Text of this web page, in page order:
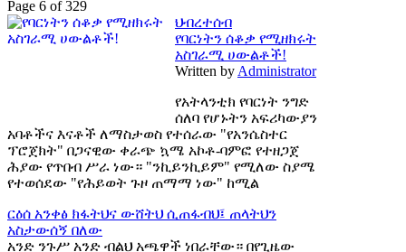
Page 6 of 329
ህብረተሰብ
የባርነትን ሰቆቃ የሚዘክሩት
አስገራሚ ሀውልቶች!
Written by Administrator
የአትላንቲክ የባርነት ንግድ
ሰለባ የሆኑትን አፍሪካውያን
አባቶችና እናቶች ለማስታወስ የተሰራው "የአንሴስተር
ፕሮጀክት" በጋናዊው ቀራጭ ኳሜ አኮቶ-ባምፎ የተዘጋጀ
ሕያው የጥበብ ሥራ ነው። "ንኪይንኪይም" የሚለው ስያሜ
የተወሰደው "የሕይወት ጉዞ ጠማማ ነው" ከሚል
ርዕሰ አንቀፅ ክፋትህና ውሸትህ ሲጠፋብህ፤ ጠላትህን
አስታውሰኝ በለው
አንድ ንጉሥ አንድ ብልህ አጫዋች ነበራቸው። በየጊዜው